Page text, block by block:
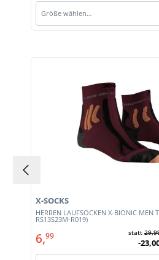
Größe wählen…
HERREN LAUFSOCKEN X-BIONIC MEN
RS13S23M-R019)
X-SOCKS
6,99 statt
-